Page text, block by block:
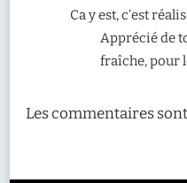
Ca y est, c’est
Apprécié de
fraîche, pour
Les commentaires